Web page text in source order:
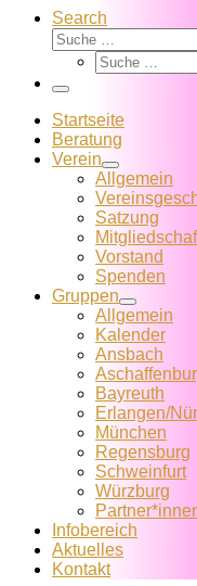
Search
Suche
Suche
Menü
Startseite
Beratung
Verein
Allgemein
Satzung
Vorstand
Spenden
Gruppen
Allgemein
Kalender
Ansbach
Bayreuth
Erlangen/
München
Regensburg
Schweinfurt
Würzburg
Infobereich
Aktuelles
Kontakt